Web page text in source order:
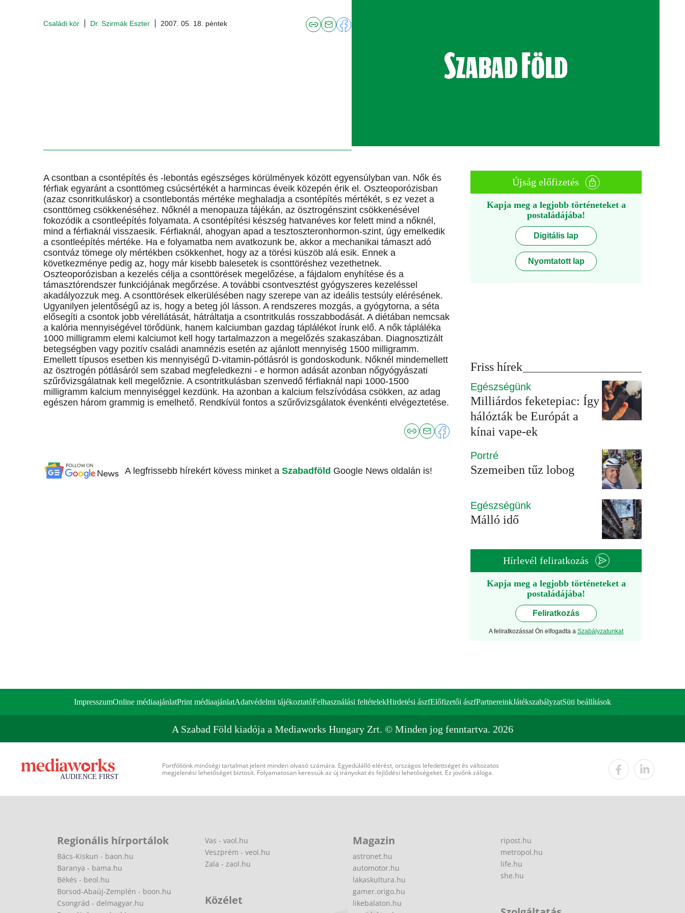
Családi kör Dr. Szirmák Eszter 2007. 05. 18. péntek
A csontban a csontépítés és -lebontás egészséges körülmények között egyensúlyban van. Nők és
férfiak egyaránt a csonttömeg csúcsértékét a harmincas éveik közepén érik el. Oszteoporózisban
(azaz csonritkuláskor) a csontlebontás mértéke meghaladja a csontépítés mértékét, s ez vezet a
csonttömeg csökkenéséhez. Nőknél a menopauza tájékán, az ösztrogénszint csökkenésével
fokozódik a csontleépítés folyamata. A csontépítési készség hatvanéves kor felett mind a nőknél,
mind a férfiaknál visszaesik. Férfiaknál, ahogyan apad a tesztoszteronhormon-szint, úgy emelkedik
a csontleépítés mértéke. Ha e folyamatba nem avatkozunk be, akkor a mechanikai támaszt adó
csontváz tömege oly mértékben csökkenhet, hogy az a törési küszöb alá esik. Ennek a
következménye pedig az, hogy már kisebb balesetek is csonttöréshez vezethetnek.
Oszteoporózisban a kezelés célja a csonttörések megelőzése, a fájdalom enyhítése és a
támasztórendszer funkciójának megőrzése. A további csontvesztést gyógyszeres kezeléssel
akadályozzuk meg. A csonttörések elkerülésében nagy szerepe van az ideális testsúly elérésének.
Ugyanilyen jelentőségű az is, hogy a beteg jól lásson. A rendszeres mozgás, a gyógytorna, a séta
elősegíti a csontok jobb vérellátását, hátráltatja a csontritkulás rosszabbodását. A diétában nemcsak
a kalória mennyiségével törődünk, hanem kalciumban gazdag táplálékot írunk elő. A nők tápláléka
1000 milligramm elemi kalciumot kell hogy tartalmazzon a megelőzés szakaszában. Diagnosztizált
betegségben vagy pozitív családi anamnézis esetén az ajánlott mennyiség 1500 milligramm.
Emellett típusos esetben kis mennyiségű D-vitamin-pótlásról is gondoskodunk. Nőknél mindemellett
az ösztrogén pótlásáról sem szabad megfeledkezni - e hormon adását azonban nőgyógyászati
szűrővizsgálatnak kell megelőznie. A csontritkulásban szenvedő férfiaknál napi 1000-1500
milligramm kalcium mennyiséggel kezdünk. Ha azonban a kalcium felszívódása csökken, az adag
egészen három grammig is emelhető. Rendkívül fontos a szűrővizsgálatok évenkénti elvégeztetése.
A legfrissebb hírekért kövess minket a Szabadföld Google News oldalán is!
Újság előfizetés
Kapja meg a legjobb történeteket a
postaládájába!
Digitális lap
Nyomtatott lap
Friss hírek
Egészségünk
Milliárdos feketepiac: Így
hálózták be Európát a
kínai vape-ek
Portré
Szemeiben tűz lobog
Egészségünk
Málló idő
Hírlevél feliratkozás
Kapja meg a legjobb történeteket a
postaládájába!
Feliratkozás
A feliratkozással Ön elfogadta a Szabályzatunkat
ImpresszumOnline médiaajánlatPrint médiaajánlatAdatvédelmi tájékoztatóFelhasználási feltételekHirdetési ászfElőfizetői ászfPartnereinkJátékszabályzatSüti beállítások
A Szabad Föld kiadója a Mediaworks Hungary Zrt. © Minden jog fenntartva. 2026
Portfóliónk minőségi tartalmat jelent minden olvasó számára. Egyedülálló elérést, országos lefedettséget és változatos
megjelenési lehetőséget biztosít. Folyamatosan keressük az új irányokat és fejlődési lehetőségeket. Ez jövőnk záloga.
Regionális hírportálok
Bács-Kiskun - baon.hu
Baranya - bama.hu
Békés - beol.hu
Borsod-Abaúj-Zemplén - boon.hu
Csongrád - delmagyar.hu
Vas - vaol.hu
Veszprém - veol.hu
Zala - zaol.hu
Közélet
Magazin
astronet.hu
automotor.hu
lakaskultura.hu
gamer.origo.hu
likebalaton.hu
ripost.hu
metropol.hu
life.hu
she.hu